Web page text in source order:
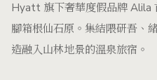
Hyatt 旗下奢華度假品牌 Alila
腳箱根仙石原。集結隈研吾、
造融入山林地景的溫泉旅宿。